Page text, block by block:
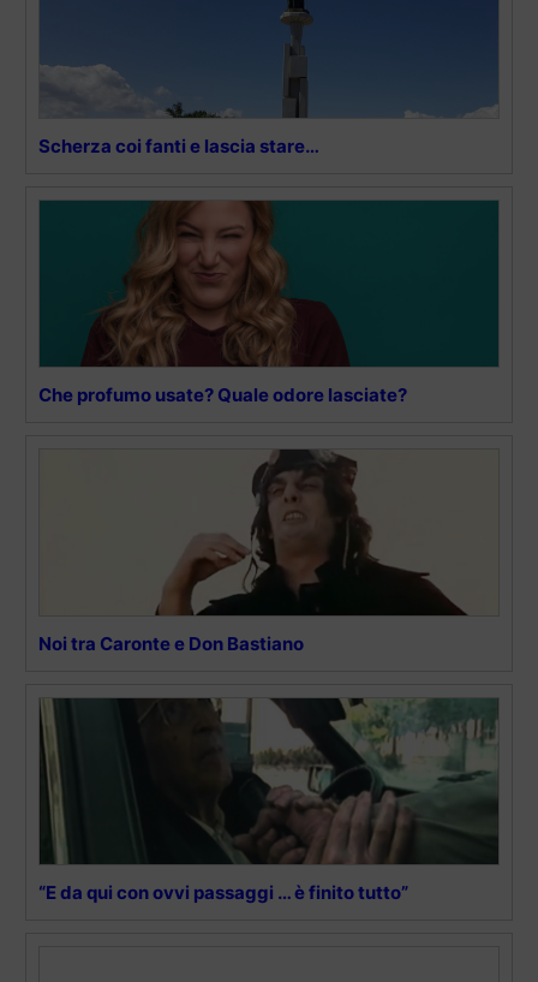
Scherza coi fanti e lascia stare…
Che profumo usate? Quale odore lasciate?
Noi tra Caronte e Don Bastiano
“E da qui con ovvi passaggi … è finito tutto”